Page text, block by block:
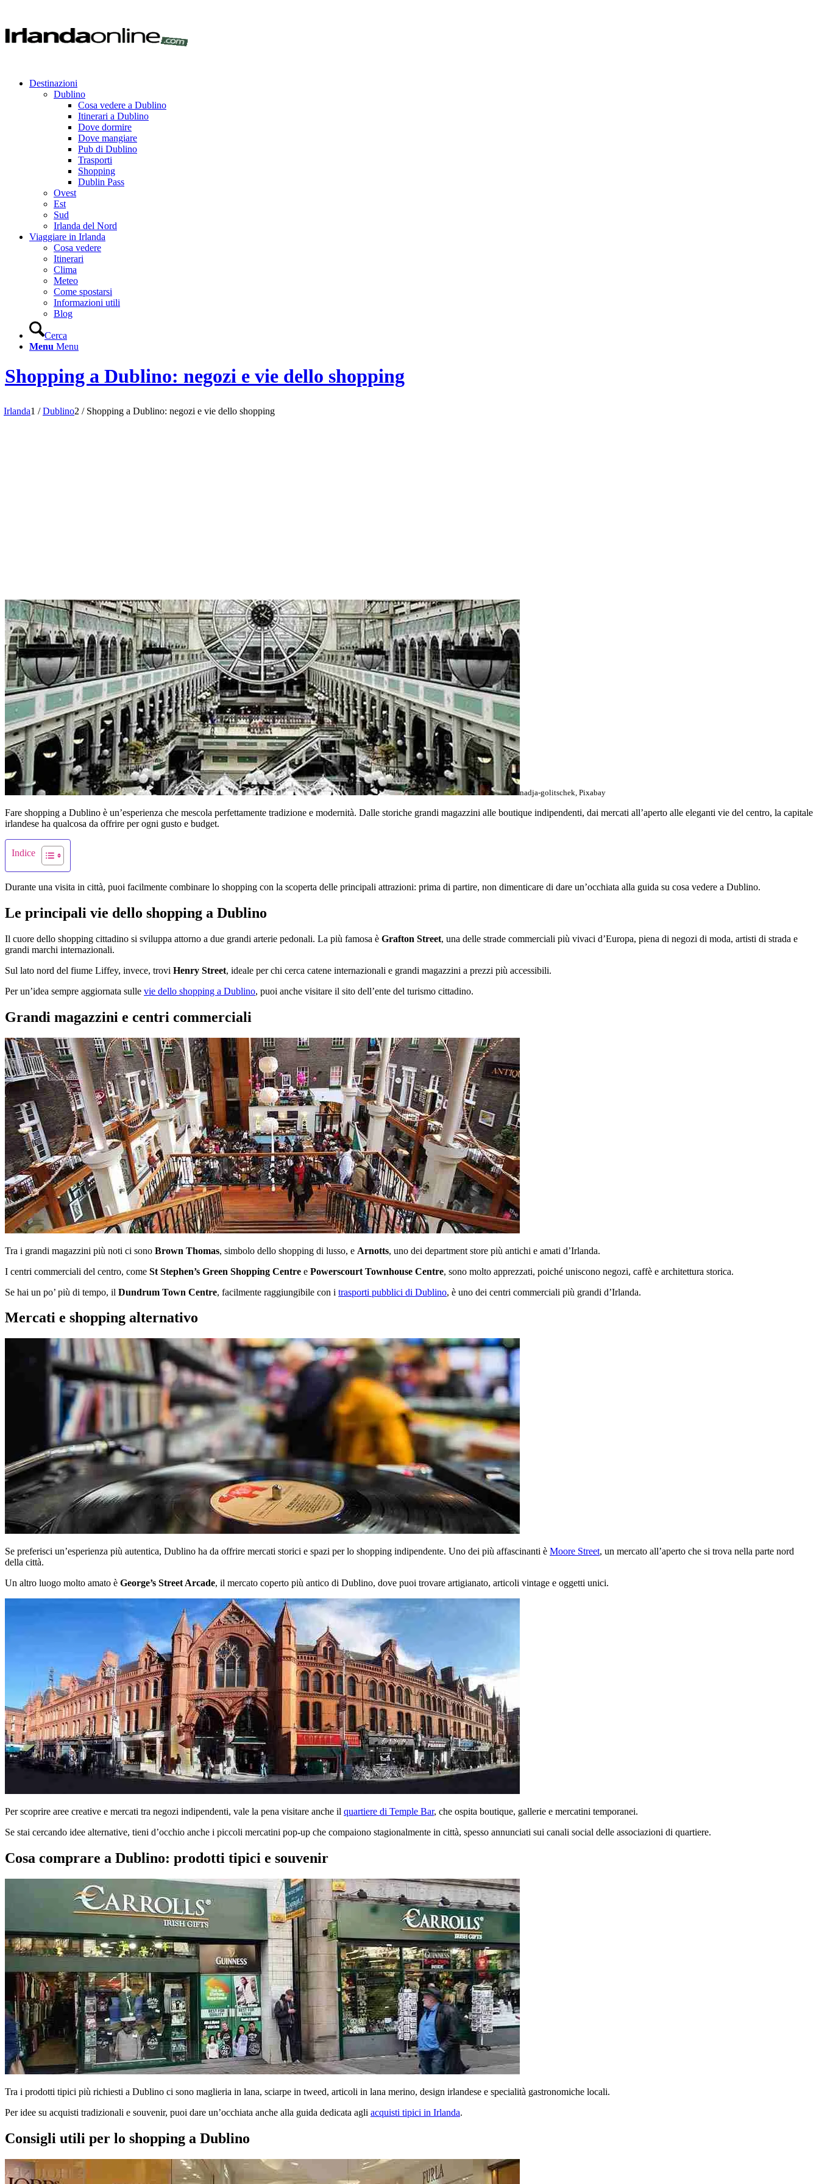
Destinazioni
Dublino
Cosa vedere a Dublino
Itinerari a Dublino
Dove dormire
Dove mangiare
Pub di Dublino
Trasporti
Shopping
Dublin Pass
Ovest
Est
Sud
Irlanda del Nord
Viaggiare in Irlanda
Cosa vedere
Itinerari
Clima
Meteo
Come spostarsi
Informazioni utili
Blog
Cerca
Menu Menu
Shopping a Dublino: negozi e vie dello shopping
Irlanda1 / Dublino2 / Shopping a Dublino: negozi e vie dello shopping
nadja-golitschek, Pixabay
Fare shopping a Dublino è un’esperienza che mescola perfettamente tradizione e modernità. Dalle storiche grandi magazzini alle boutique indipendenti, dai mercati all’aperto alle eleganti vie del centro, la capitale
irlandese ha qualcosa da offrire per ogni gusto e budget.
Indice
Durante una visita in città, puoi facilmente combinare lo shopping con la scoperta delle principali attrazioni: prima di partire, non dimenticare di dare un’occhiata alla guida su cosa vedere a Dublino.
Le principali vie dello shopping a Dublino
Il cuore dello shopping cittadino si sviluppa attorno a due grandi arterie pedonali. La più famosa è Grafton Street, una delle strade commerciali più vivaci d’Europa, piena di negozi di moda, artisti di strada e
grandi marchi internazionali.
Sul lato nord del fiume Liffey, invece, trovi Henry Street, ideale per chi cerca catene internazionali e grandi magazzini a prezzi più accessibili.
Per un’idea sempre aggiornata sulle vie dello shopping a Dublino, puoi anche visitare il sito dell’ente del turismo cittadino.
Grandi magazzini e centri commerciali
Tra i grandi magazzini più noti ci sono Brown Thomas, simbolo dello shopping di lusso, e Arnotts, uno dei department store più antichi e amati d’Irlanda.
I centri commerciali del centro, come St Stephen’s Green Shopping Centre e Powerscourt Townhouse Centre, sono molto apprezzati, poiché uniscono negozi, caffè e architettura storica.
Se hai un po’ più di tempo, il Dundrum Town Centre, facilmente raggiungibile con i trasporti pubblici di Dublino, è uno dei centri commerciali più grandi d’Irlanda.
Mercati e shopping alternativo
Se preferisci un’esperienza più autentica, Dublino ha da offrire mercati storici e spazi per lo shopping indipendente. Uno dei più affascinanti è Moore Street, un mercato all’aperto che si trova nella parte nord
della città.
Un altro luogo molto amato è George’s Street Arcade, il mercato coperto più antico di Dublino, dove puoi trovare artigianato, articoli vintage e oggetti unici.
Per scoprire aree creative e mercati tra negozi indipendenti, vale la pena visitare anche il quartiere di Temple Bar, che ospita boutique, gallerie e mercatini temporanei.
Se stai cercando idee alternative, tieni d’occhio anche i piccoli mercatini pop-up che compaiono stagionalmente in città, spesso annunciati sui canali social delle associazioni di quartiere.
Cosa comprare a Dublino: prodotti tipici e souvenir
Tra i prodotti tipici più richiesti a Dublino ci sono maglieria in lana, sciarpe in tweed, articoli in lana merino, design irlandese e specialità gastronomiche locali.
Per idee su acquisti tradizionali e souvenir, puoi dare un’occhiata anche alla guida dedicata agli acquisti tipici in Irlanda.
Consigli utili per lo shopping a Dublino